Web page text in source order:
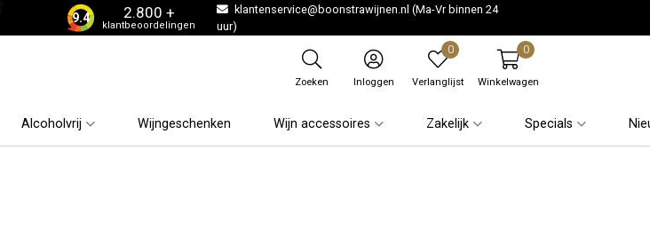
9.4 2.800 +
klantbeoordelingen
klantenservice@boonstrawijnen.nl (Ma-Vr binnen 24
uur)
Zoeken Inloggen
0
Verlanglijst
0
Winkelwagen
Alcoholvrij Wijngeschenken Wijn accessoires Zakelijk Specials